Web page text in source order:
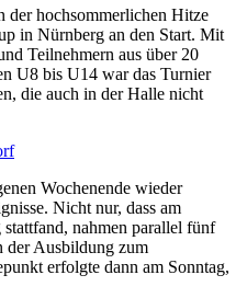
der hochsommerlichen Hitze
in Nürnberg an den Start. Mit
Teilnehmern aus über 20
U8 bis U14 war das Turnier
die auch in der Halle nicht
Wochenende wieder
Nicht nur, dass am
nahmen parallel fünf
der Ausbildung zum
erfolgte dann am Sonntag,